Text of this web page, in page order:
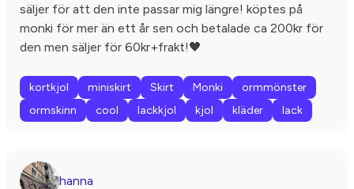
säljer för att den inte passar mig längre! köptes på
monki för mer än ett år sen och betalade ca 200kr för
den men säljer för 60kr+frakt!🖤
kortkjol miniskirt Skirt Monki
ormmönster
ormskinn
cool lackkjol kjol kläder lack
hanna